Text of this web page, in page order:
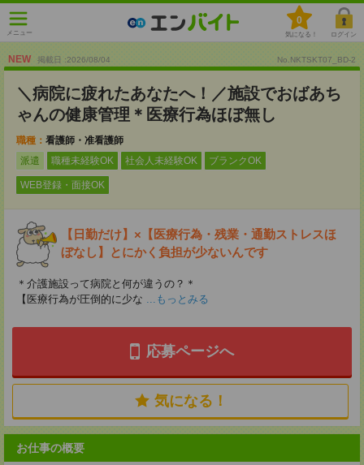
メニュー
0
気になる！ ログイン
NEW 掲載日 :2026/08/04 No.NKTSKT07_BD-2
＼病院に疲れたあなたへ！／施設でおばあち
ゃんの健康管理＊医療行為ほぼ無し
職種： 看護師・准看護師
派遣
職種未経験OK 社会人未経験OK ブランクOK
WEB登録・面接OK
【日勤だけ】×【医療行為・残業・通勤ストレスほ
ぼなし】とにかく負担が少ないんです
＊介護施設って病院と何が違うの？＊
【医療行為が圧倒的に少な ...もっとみる
応募ページへ
気になる！
お仕事の概要